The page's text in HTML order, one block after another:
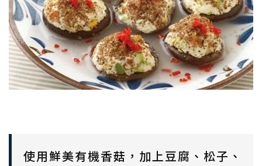
使用鮮美有機香菇，加上豆腐、松子、